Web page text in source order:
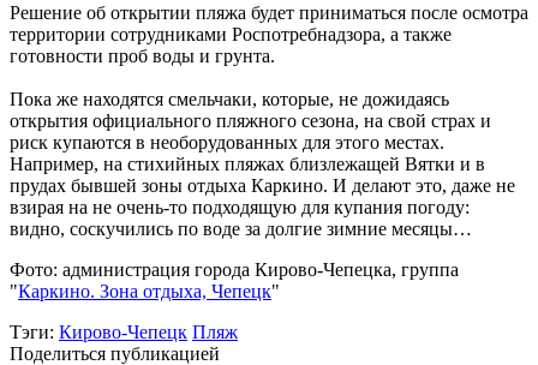
Решение об открытии пляжа будет приниматься после осмотра
территории сотрудниками Роспотребнадзора, а также
готовности проб воды и грунта.
Пока же находятся смельчаки, которые, не дожидаясь
открытия официального пляжного сезона, на свой страх и
риск купаются в необорудованных для этого местах.
Например, на стихийных пляжах близлежащей Вятки и в
прудах бывшей зоны отдыха Каркино. И делают это, даже не
взирая на не очень-то подходящую для купания погоду:
видно, соскучились по воде за долгие зимние месяцы…
Фото: администрация города Кирово-Чепецка, группа
"Каркино. Зона отдыха, Чепецк"
Тэги: Кирово-Чепецк Пляж
Поделиться публикацией